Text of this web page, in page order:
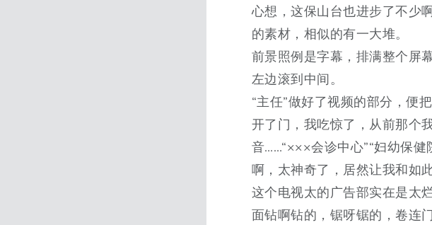
心想，这保山台也进步了不少
的素材，相似的有一大堆。
前景照例是字幕，排满整个屏
左边滚到中间。
“主任”做好了视频的部分，便
开了门，我吃惊了，从前那个
音……“×××会诊中心”“妇幼保健
啊，太神奇了，居然让我和如
这个电视太的广告部实在是太
面钻啊钻的，锯呀锯的，卷连